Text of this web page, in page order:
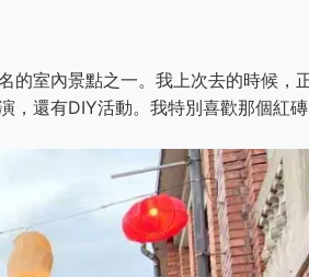
的室內景點之一。我上次去的時候，
，還有DIY活動。我特別喜歡那個紅磚